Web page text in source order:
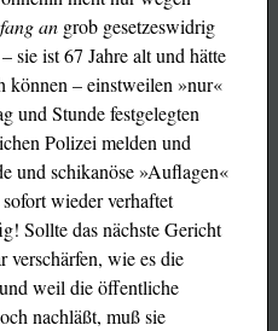
an grob gesetzeswidrig
sie ist 67 Jahre alt und hätte
können – einstweilen »nur«
und Stunde festgelegten
Polizei melden und
und schikanöse »Auflagen«
wieder verhaftet
Sollte das nächste Gericht
verschärfen, wie es die
weil die öffentliche
nachläßt, muß sie